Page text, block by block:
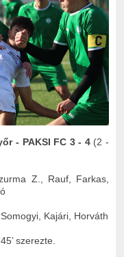
- PAKSI FC 3 - 4 (2 -
Z., Rauf, Farkas,
Kajári, Horváth
szerezte.